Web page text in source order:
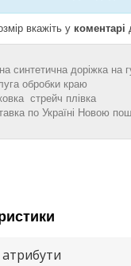
вкажіть у коментарі
синтетична доріжка на
обробки краю
стрейч плівка
по Україні Новою